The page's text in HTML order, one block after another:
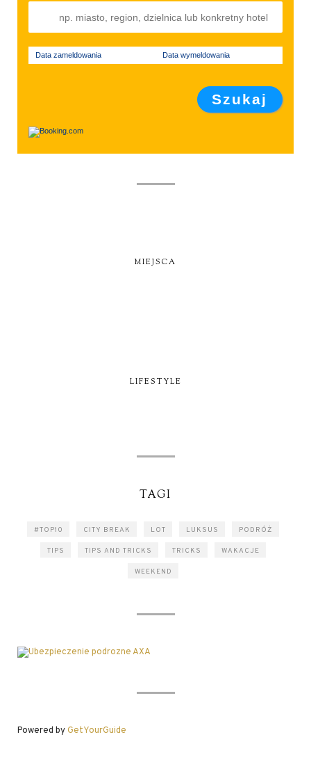
Data zameldowania Data wymeldowania
MIEJSCA
LIFESTYLE
TAGI
#TOP10 CITY BREAK LOT LUKSUS PODRÓŻ
TIPS TIPS AND TRICKS TRICKS WAKACJE
WEEKEND
Powered byGetYourGuide